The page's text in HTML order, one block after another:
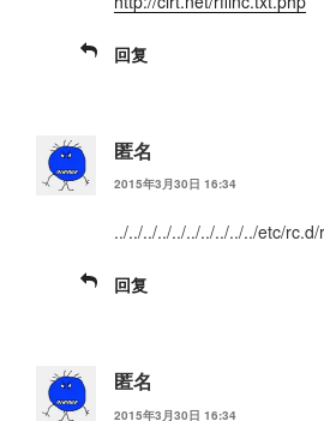
回复
匿名
2015年3月30日 16:34
../../../../../../../../../../etc/rc.d/
回复
匿名
2015年3月30日 16:34